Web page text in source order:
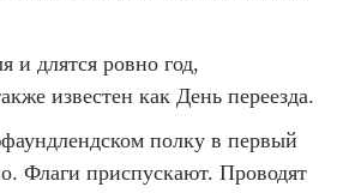
и длятся ровно год,
известен как День переезда.
полку в первый
Флаги приспускают. Проводят